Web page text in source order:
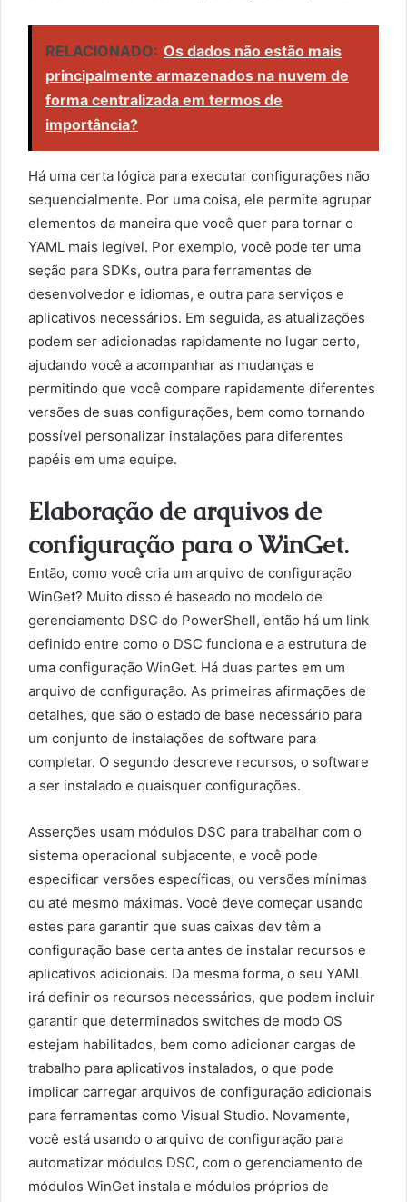
RELACIONADO: Os dados não estão mais
principalmente armazenados na nuvem de
forma centralizada em termos de
importância?
Há uma certa lógica para executar configurações não
sequencialmente. Por uma coisa, ele permite agrupar
elementos da maneira que você quer para tornar o
YAML mais legível. Por exemplo, você pode ter uma
seção para SDKs, outra para ferramentas de
desenvolvedor e idiomas, e outra para serviços e
aplicativos necessários. Em seguida, as atualizações
podem ser adicionadas rapidamente no lugar certo,
ajudando você a acompanhar as mudanças e
permitindo que você compare rapidamente diferentes
versões de suas configurações, bem como tornando
possível personalizar instalações para diferentes
papéis em uma equipe.
Elaboração de arquivos de
configuração para o WinGet.
Então, como você cria um arquivo de configuração
WinGet? Muito disso é baseado no modelo de
gerenciamento DSC do PowerShell, então há um link
definido entre como o DSC funciona e a estrutura de
uma configuração WinGet. Há duas partes em um
arquivo de configuração. As primeiras afirmações de
detalhes, que são o estado de base necessário para
um conjunto de instalações de software para
completar. O segundo descreve recursos, o software
a ser instalado e quaisquer configurações.
Asserções usam módulos DSC para trabalhar com o
sistema operacional subjacente, e você pode
especificar versões específicas, ou versões mínimas
ou até mesmo máximas. Você deve começar usando
estes para garantir que suas caixas dev têm a
configuração base certa antes de instalar recursos e
aplicativos adicionais. Da mesma forma, o seu YAML
irá definir os recursos necessários, que podem incluir
garantir que determinados switches de modo OS
estejam habilitados, bem como adicionar cargas de
trabalho para aplicativos instalados, o que pode
implicar carregar arquivos de configuração adicionais
para ferramentas como Visual Studio. Novamente,
você está usando o arquivo de configuração para
automatizar módulos DSC, com o gerenciamento de
módulos WinGet instala e módulos próprios de